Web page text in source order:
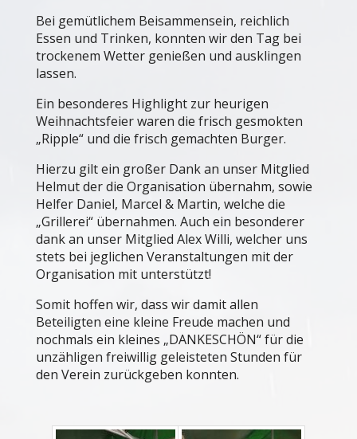
Bei gemütlichem Beisammensein, reichlich
Essen und Trinken, konnten wir den Tag bei
trockenem Wetter genießen und ausklingen
lassen.
Ein besonderes Highlight zur heurigen
Weihnachtsfeier waren die frisch gesmokten
„Ripple“ und die frisch gemachten Burger.
Hierzu gilt ein großer Dank an unser Mitglied
Helmut der die Organisation übernahm, sowie
Helfer Daniel, Marcel & Martin, welche die
„Grillerei“ übernahmen. Auch ein besonderer
dank an unser Mitglied Alex Willi, welcher uns
stets bei jeglichen Veranstaltungen mit der
Organisation mit unterstützt!
Somit hoffen wir, dass wir damit allen
Beteiligten eine kleine Freude machen und
nochmals ein kleines „DANKESCHÖN“ für die
unzähligen freiwillig geleisteten Stunden für
den Verein zurückgeben konnten.